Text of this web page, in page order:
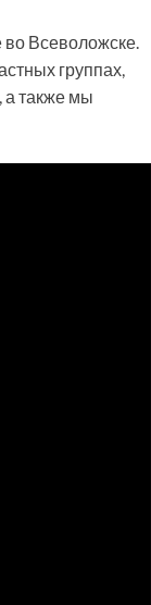
Всеволожске.
группах,
а также мы